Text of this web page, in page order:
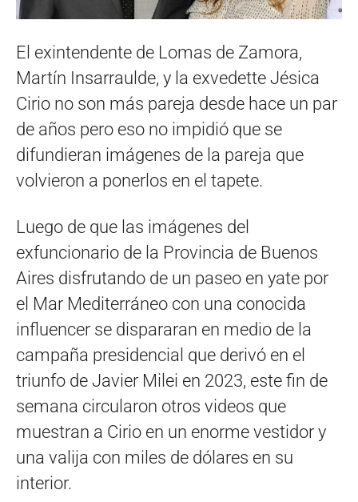
El exintendente de Lomas de Zamora,
Martín Insarraulde, y la exvedette Jésica
Cirio no son más pareja desde hace un par
de años pero eso no impidió que se
difundieran imágenes de la pareja que
volvieron a ponerlos en el tapete.
Luego de que las imágenes del
exfuncionario de la Provincia de Buenos
Aires disfrutando de un paseo en yate por
el Mar Mediterráneo con una conocida
influencer se dispararan en medio de la
campaña presidencial que derivó en el
triunfo de Javier Milei en 2023, este fin de
semana circularon otros videos que
muestran a Cirio en un enorme vestidor y
una valija con miles de dólares en su
interior.